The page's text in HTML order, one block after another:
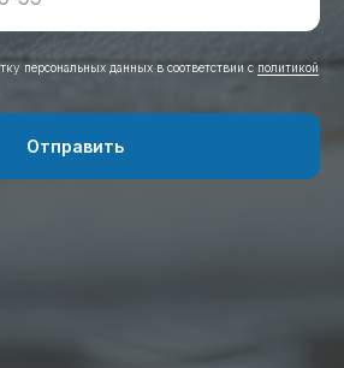
персональных данных в соответствии с политикой
Отправить